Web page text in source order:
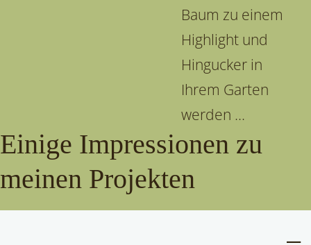
Baum zu einem
Highlight und
Hingucker in
Ihrem Garten
werden ...
Einige Impressionen zu
meinen Projekten